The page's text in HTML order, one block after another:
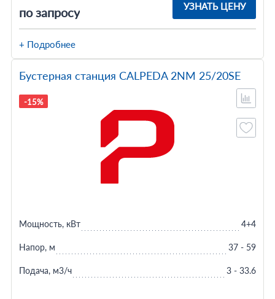
по запросу УЗНАТЬ ЦЕНУ
+ Подробнее
Бустерная станция CALPEDA 2NM 25/20SE
-15%
Мощность, кВт 4+4
Напор, м 37 - 59
Подача, м3/ч 3 - 33.6